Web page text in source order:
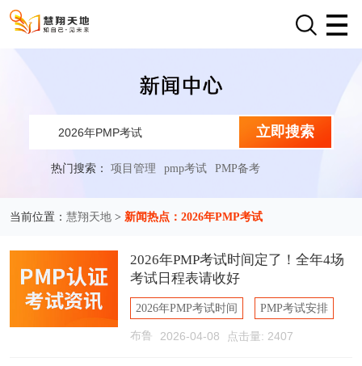
立即搜索
热门搜索：项目管理 pmp考试 PMP备考
当前位置： 慧翔天地> 新闻热点：2026年PMP考试
2026年PMP考试时间定了！全年4场
考试日程表请收好
2026年PMP考试时间 PMP考试安排
PMP全年考试次数 PMP6月考试
布鲁 2026-04-08 点击量: 2407